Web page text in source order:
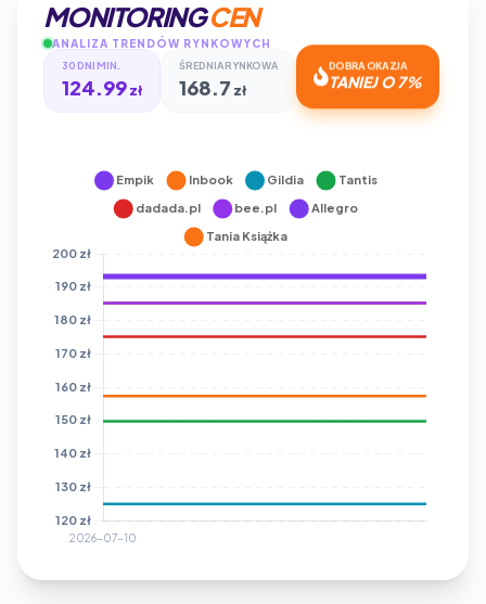
MONITORINGCEN
ANALIZA TRENDÓW RYNKOWYCH
30 DNI MIN.
124.99 zł
ŚREDNIA RYNKOWA
168.7 zł
DOBRA OKAZJA
TANIEJ O 7%